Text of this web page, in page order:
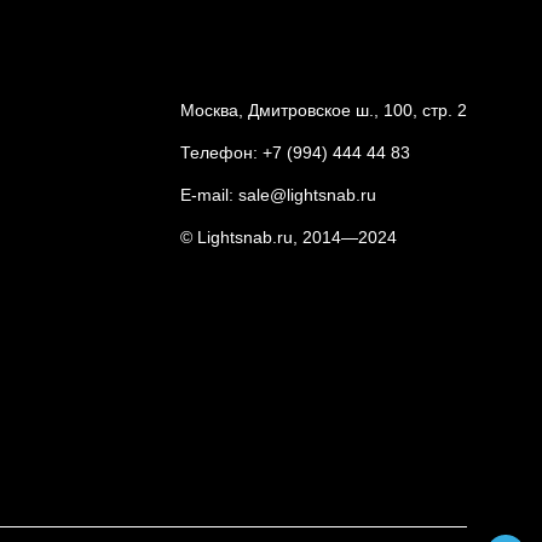
Москва, Дмитровское ш., 100, стр. 2
Телефон: +7 (994) 444 44 83
E-mail: sale@lightsnab.ru
© Lightsnab.ru, 2014—2024